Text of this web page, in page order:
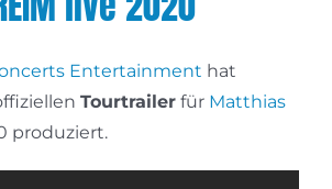
Entertainment hat
Tourtrailer für Matthias
produziert.